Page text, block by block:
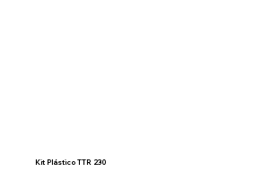
Kit Plástico TTR 230